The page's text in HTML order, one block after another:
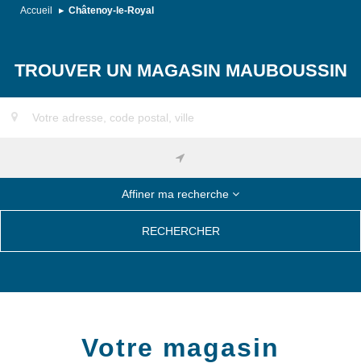
Accueil Châtenoy-le-Royal
TROUVER UN MAGASIN MAUBOUSSIN
Affiner ma recherche
RECHERCHER
Votre magasin